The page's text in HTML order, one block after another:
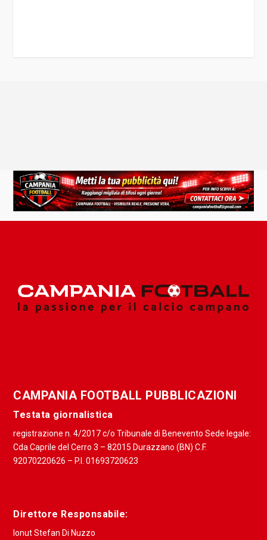
CAMPANIA FOOTBALL PUBBLICAZIONI
Testata giornalistica
registrazione n. 4/2017 c/o Tribunale di Benevento Sede legale:
Cda Caprile del Cerro 3 – 82015 Durazzano (BN) C.F.
92070220626 – P.I. 01693720623
Direttore Responsabile:
Ionut Stefan Di Nuzzo